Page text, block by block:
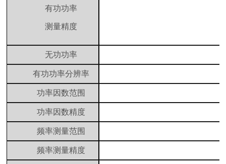
有功功率
测量精度
无功功率
有功功率分辨率
功率因数范围
功率因数精度
频率测量范围
频率测量精度